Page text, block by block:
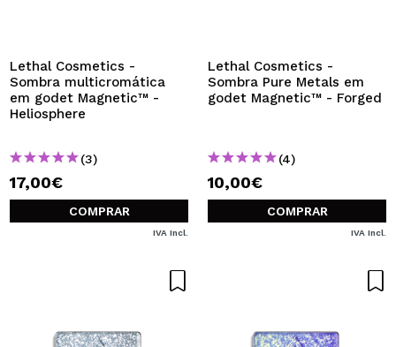
Lethal Cosmetics -
Sombra multicromática
em godet Magnetic™ -
Heliosphere
(3)
17,00€
COMPRAR
IVA Incl.
Lethal Cosmetics -
Sombra Pure Metals em
godet Magnetic™ - Forged
(4)
10,00€
COMPRAR
IVA Incl.